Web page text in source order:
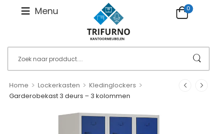
Menu 0
Home > Lockerkasten > Kledinglockers >
Garderobekast 3 deurs – 3 kolommen